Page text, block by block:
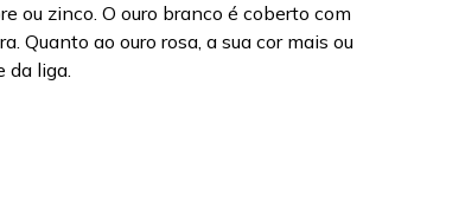
ou zinco. O ouro branco é coberto com
Quanto ao ouro rosa, a sua cor mais ou
da liga.